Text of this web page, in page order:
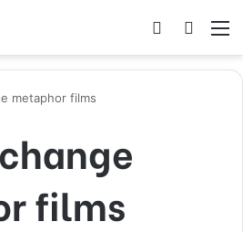
Kayıt Ol
metaphor films
films